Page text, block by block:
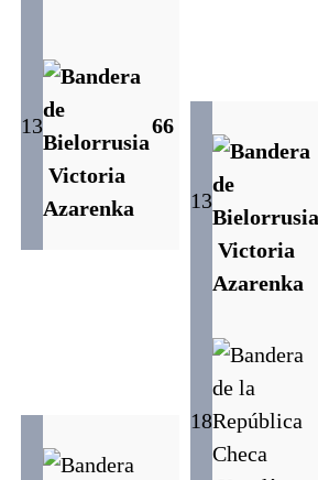
13
Victoria
Azarenka
66
13
Victoria
Azarenka
18